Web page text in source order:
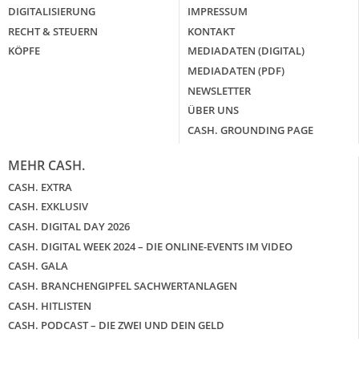
DIGITALISIERUNG
RECHT & STEUERN
KÖPFE
IMPRESSUM
KONTAKT
MEDIADATEN (DIGITAL)
MEDIADATEN (PDF)
NEWSLETTER
ÜBER UNS
CASH. GROUNDING PAGE
MEHR CASH.
CASH. EXTRA
CASH. EXKLUSIV
CASH. DIGITAL DAY 2026
CASH. DIGITAL WEEK 2024 – DIE ONLINE-EVENTS IM VIDEO
CASH. GALA
CASH. BRANCHENGIPFEL SACHWERTANLAGEN
CASH. HITLISTEN
CASH. PODCAST – DIE ZWEI UND DEIN GELD